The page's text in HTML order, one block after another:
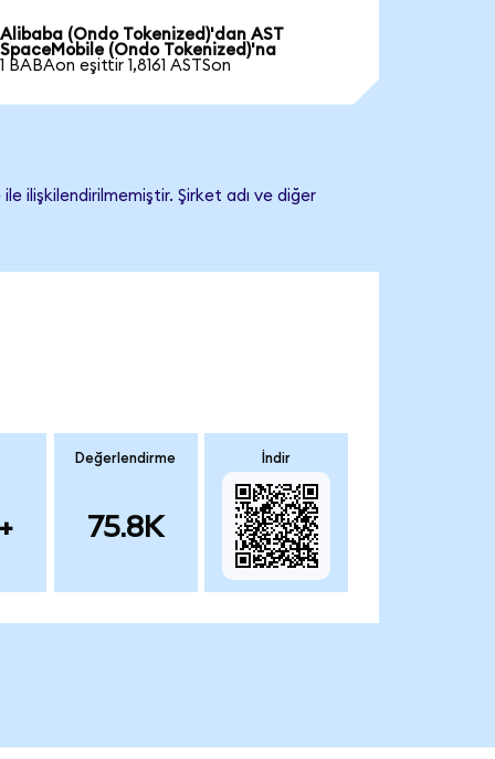
Alibaba (Ondo Tokenized)'dan AST
SpaceMobile (Ondo Tokenized)'na
1 BABAon eşittir 1,8161 ASTSon
ilişkilendirilmemiştir. Şirket adı ve diğer
Değerlendirme
75.8K
İndir